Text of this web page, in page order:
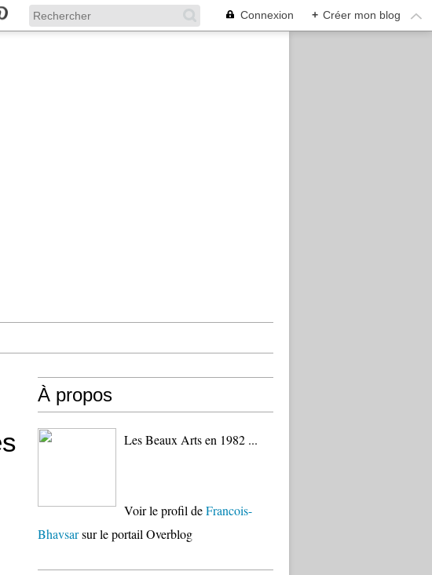
Connexion + Créer mon blog
À propos
Les Beaux Arts en 1982 ...
Voir le profil deFrancois-
Bhavsarsur le portail Overblog